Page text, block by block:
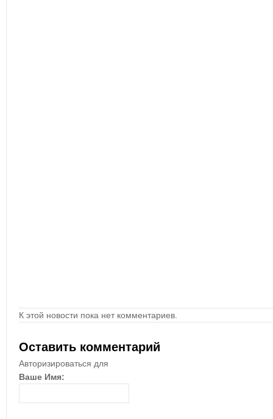
К этой новости пока нет комментариев.
Оставить комментарий
Авторизироваться для
Ваше Имя: